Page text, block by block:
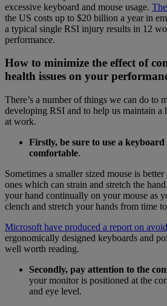
excessive keyboard and mouse usage. The
the US costs up to $20 billion a year in
a typical single RSI injury results in 12
performance.
How to minimize the effect of
health issues on your
There’s a number of things we can do to
developing RSI and to help us maintain a
at work.
Firstly, be sure to use a
comfortable.
Sometimes a smaller sized mouse is
ones which can strain and stretch the
your hand continually on your mouse as
clench and stretch your hands from time
Microsoft have produced a report on
ergonomically designed keyboards and
well worth reading.
Secondly, pay attention to the
your monitor is positioned at the
and eye level.